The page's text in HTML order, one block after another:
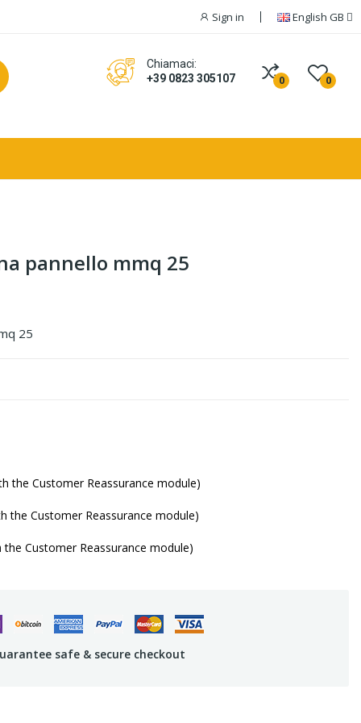
Sign in English GB
Chiamaci:
+39 0823 305107
0 0
pannello mmq 25
25
the Customer Reassurance module)
the Customer Reassurance module)
the Customer Reassurance module)
safe & secure checkout